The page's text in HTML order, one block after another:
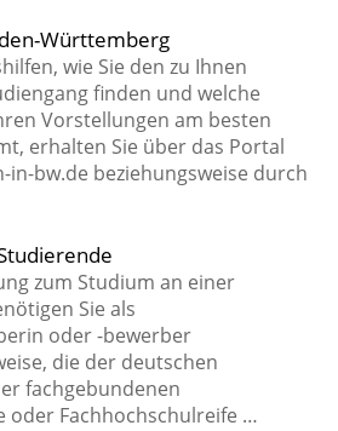
Württemberg
wie Sie den zu Ihnen
finden und welche
Vorstellungen am besten
erhalten Sie über das Portal
in-bw.de beziehungsweise durch
zum Studium an einer
Sie als
oder -bewerber
die der deutschen
fachgebundenen
oder Fachhochschulreife …